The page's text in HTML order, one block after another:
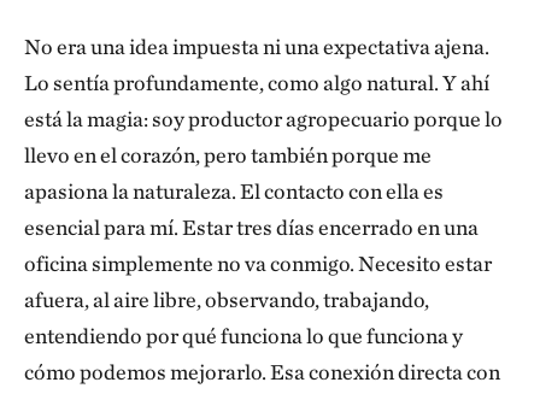
No era una idea impuesta ni una expectativa ajena.
Lo sentía profundamente, como algo natural. Y ahí
está la magia: soy productor agropecuario porque lo
llevo en el corazón, pero también porque me
apasiona la naturaleza. El contacto con ella es
esencial para mí. Estar tres días encerrado en una
oficina simplemente no va conmigo. Necesito estar
afuera, al aire libre, observando, trabajando,
entendiendo por qué funciona lo que funciona y
cómo podemos mejorarlo. Esa conexión directa con